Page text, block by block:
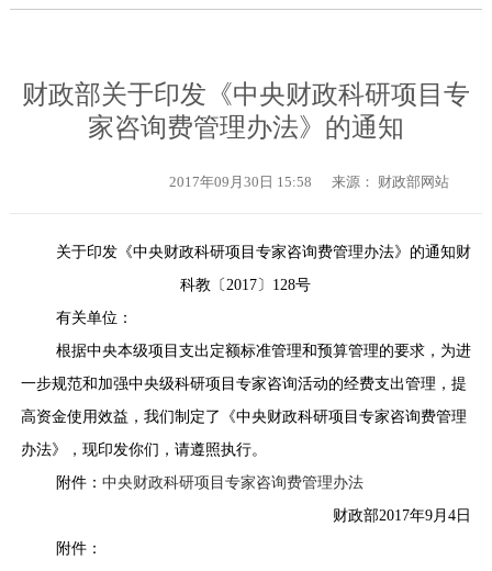
财政部关于印发《中央财政科研项目专
家咨询费管理办法》的通知
2017年09月30日 15:58 来源： 财政部网站
关于印发《中央财政科研项目专家咨询费管理办法》的通知财
科教〔2017〕128号
有关单位：
根据中央本级项目支出定额标准管理和预算管理的要求，为进
一步规范和加强中央级科研项目专家咨询活动的经费支出管理，提
高资金使用效益，我们制定了《中央财政科研项目专家咨询费管理
办法》，现印发你们，请遵照执行。
附件： 中央财政科研项目专家咨询费管理办法
财政部2017年9月4日
附件：